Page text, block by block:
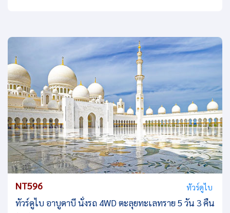
NT596 ทัวร์ดูไบ
ทัวร์ดูไบ อาบูดาบี นั่งรถ 4WD ตะลุยทะเลทราย 5 วัน 3 คืน